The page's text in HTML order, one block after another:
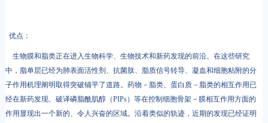
优点：
生物膜和脂类正在进入生物科学、生物技术和新药发现的前沿。在这些研究
中，脂单层已经为肺表面活性剂、抗菌肽、脂质信号转导、凝血和细胞粘附的分
子作用机理阐明取得突破铺平了道路。药物－脂类、蛋白质－脂类的相互作用已
经在新药发现、破译磷脂酰肌醇（PIPs）等在控制细胞骨架－膜相互作用方面的
作用显现出一个新的、令人兴奋的区域。沿着类似的轨迹，近期的发现已经证明